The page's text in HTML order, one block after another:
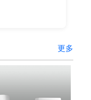
更多